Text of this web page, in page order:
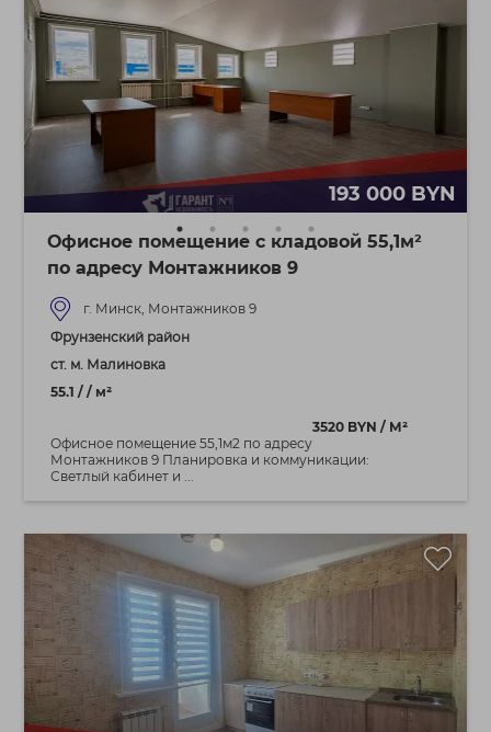
193 000 BYN
Офисное помещение с кладовой 55,1м²
по адресу Монтажников 9
г. Минск, Монтажников 9
Фрунзенский район
ст. м. Малиновка
55.1 / / м²
3520 BYN / М²
Офисное помещение 55,1м2 по адресу
Монтажников 9 Планировка и коммуникации:
Светлый кабинет и ...